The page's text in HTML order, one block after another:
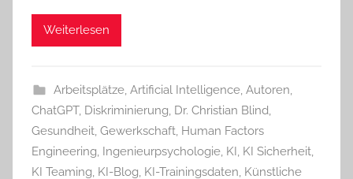
Weiterlesen
Arbeitsplätze, Artificial Intelligence, Autoren,
ChatGPT, Diskriminierung, Dr. Christian Blind,
Gesundheit, Gewerkschaft, Human Factors
Engineering, Ingenieurpsychologie, KI, KI Sicherheit,
KI Teaming, KI-Blog, KI-Trainingsdaten, Künstliche